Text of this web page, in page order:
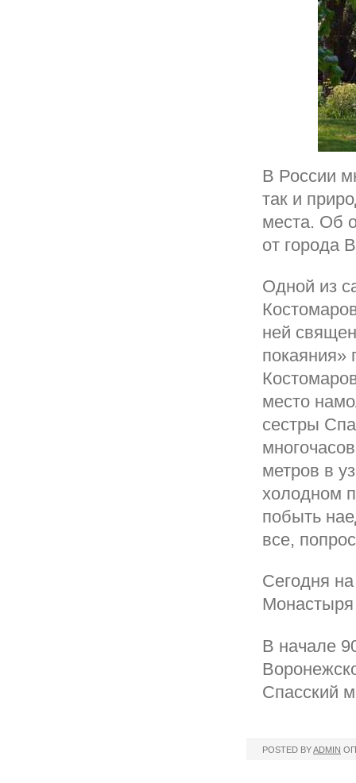
В России
так и
места. Об
от города
Одной из
ней
покаяния»
место
сестры
метров в
холодном
побыть
все,
Сегодня
В начале
Спасский
POSTED BYADMIN